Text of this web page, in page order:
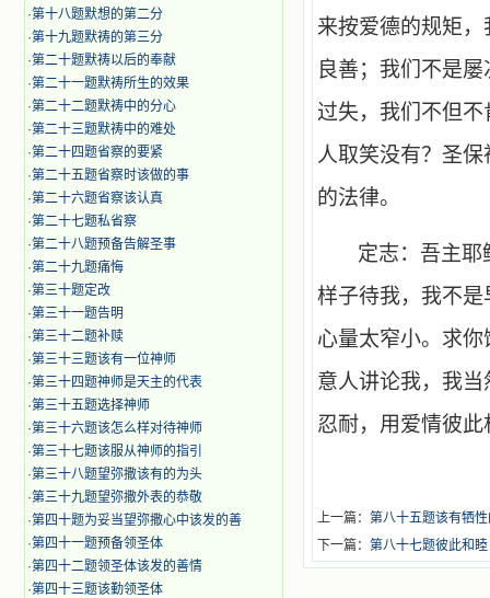
·第十八题默想的第二分
·第十九题默祷的第三分
·第二十题默祷以后的奉献
·第二十一题默祷所生的效果
·第二十二题默祷中的分心
·第二十三题默祷中的难处
·第二十四题省察的要紧
·第二十五题省察时该做的事
·第二十六题省察该认真
·第二十七题私省察
·第二十八题预备告解圣事
·第二十九题痛悔
·第三十题定改
·第三十一题告明
·第三十二题补赎
·第三十三题该有一位神师
·第三十四题神师是天主的代表
·第三十五题选择神师
·第三十六题该怎么样对待神师
·第三十七题该服从神师的指引
·第三十八题望弥撒该有的为头
·第三十九题望弥撒外表的恭敬
·第四十题为妥当望弥撒心中该发的善
·第四十一题预备领圣体
·第四十二题领圣体该发的善情
·第四十三题该勤领圣体
来按爱德的规矩
良善；我们不是
过失，我们不但
人取笑没有？圣
的法律。
定志：吾主耶
样子待我，我不
心量太窄小。求
意人讲论我，我当
忍耐，用爱情彼此
上一篇： 第八十五题该有牺
下一篇： 第八十七题彼此和睦